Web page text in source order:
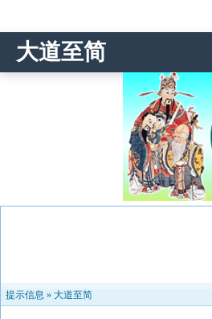
大道至简
提示信息 » 大道至简